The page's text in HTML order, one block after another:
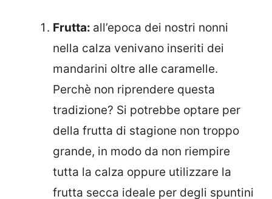
Frutta: all’epoca dei nostri nonni
nella calza venivano inseriti dei
mandarini oltre alle caramelle.
Perchè non riprendere questa
tradizione? Si potrebbe optare per
della frutta di stagione non troppo
grande, in modo da non riempire
tutta la calza oppure utilizzare la
frutta secca ideale per degli spuntini